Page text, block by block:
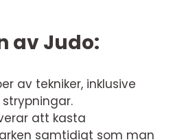
av Judo:
av tekniker, inklusive
att kasta
samtidigt som man